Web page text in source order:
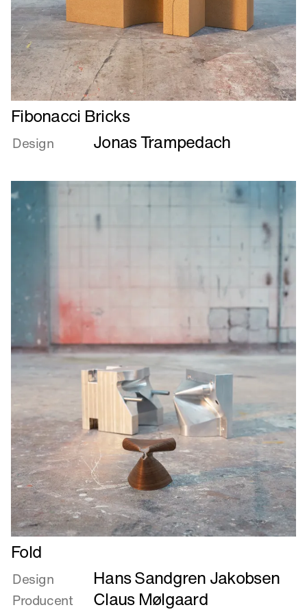
om
Fibonacci
Bricks
Design
Læs
mere
om
Fold
Fold
Design Hans Sandgren Jakobsen
Producent Claus Mølgaard